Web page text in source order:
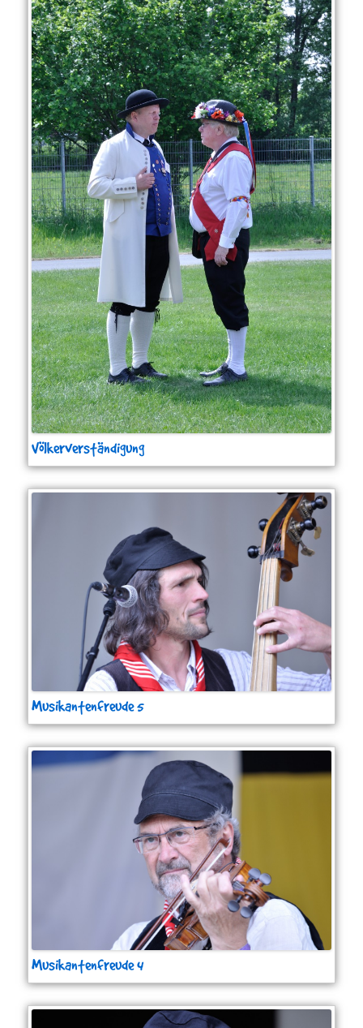
Völkerverständigung
Musikantenfreude 5
Musikantenfreude 4